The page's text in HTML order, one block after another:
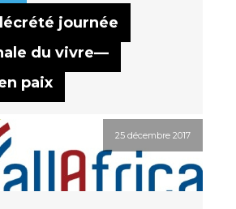
journée
du vivre—
paix
25 décembre 2017